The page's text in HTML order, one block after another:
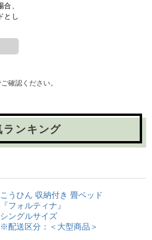
、
とし
確認ください。
ランキング
こうひん 収納付き 畳ベッド
『フォルティナ』
シングルサイズ
※配送区分：＜大型商品＞